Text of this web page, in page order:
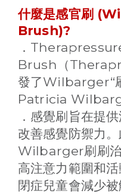
什麼是感官刷
Brush)?
．
Brush （
發了Wilbarger“
Patricia
．感覺刷旨在提
改善感覺防禦力
Wilbarger刷刷
高注意力範圍和
閉症兒童會減少